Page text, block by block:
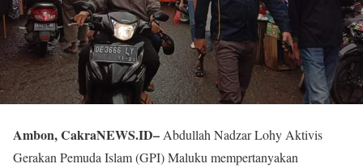
Ambon, CakraNEWS.ID– Abdullah Nadzar Lohy Aktivis
Gerakan Pemuda Islam (GPI) Maluku mempertanyakan